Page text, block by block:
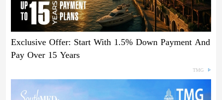
Exclusive Offer: Start With 1.5% Down Payment And
Pay Over 15 Years
TMG